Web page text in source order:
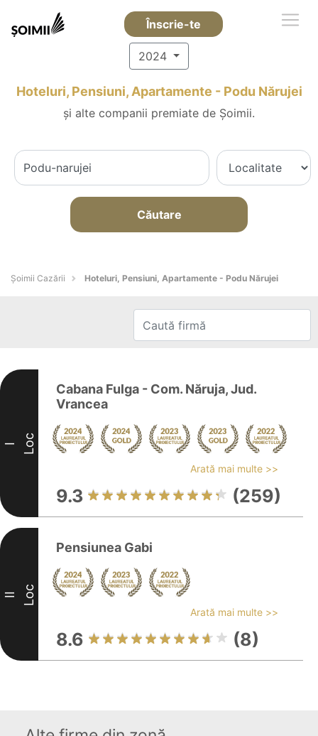
Înscrie-te
2024
Hoteluri, Pensiuni, Apartamente - Podu Nărujei
și alte companii premiate de Șoimii.
Căutare
Șoimii Cazării Hoteluri, Pensiuni, Apartamente - Podu Nărujei
I Loc
Cabana Fulga - Com. Năruja, Jud.
Vrancea
Arată mai multe >>
9.3 (259)
II Loc
Pensiunea Gabi
Arată mai multe >>
8.6 (8)